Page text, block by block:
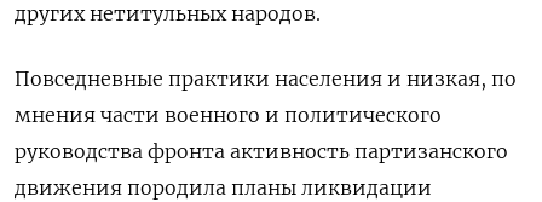
других нетитульных народов.
Повседневные практики населения и низкая, по
мнения части военного и политического
руководства фронта активность партизанского
движения породила планы ликвидации